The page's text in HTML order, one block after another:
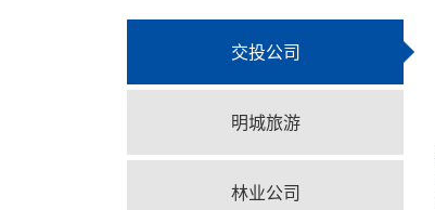
交投公司
明城旅游
林业公司